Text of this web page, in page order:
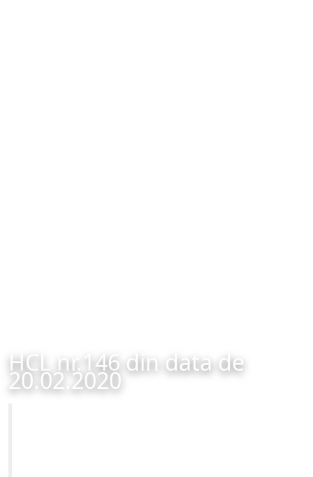
HCL nr.146 din data de
20.02.2020